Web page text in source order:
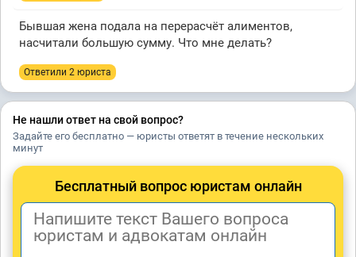
Бывшая жена подала на перерасчёт алиментов,
насчитали большую сумму. Что мне делать?
Ответили 2 юристa
Не нашли ответ на свой вопрос?
Задайте его бесплатно — юристы ответят в течение нескольких
минут
Бесплатный вопрос юристам онлайн